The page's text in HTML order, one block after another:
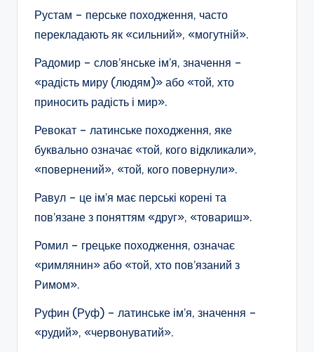
Рустам – перське походження, часто
перекладають як «сильний», «могутній».
Радомир – слов’янське ім’я, значення –
«радість миру (людям)» або «той, хто
приносить радість і мир».
Ревокат – латинське походження, яке
буквально означає «той, кого відкликали»,
«повернений», «той, кого повернули».
Равул – це ім’я має перські корені та
пов’язане з поняттям «друг», «товариш».
Ромил – грецьке походження, означає
«римлянин» або «той, хто пов’язаний з
Римом».
Руфин (Руф) – латинське ім’я, значення –
«рудий», «червонуватий».